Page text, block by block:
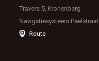
Travers 5, Kronenberg
Navigatiesysteem Peelstraat
Route